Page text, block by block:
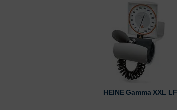
HEINE Gamma XXL LF